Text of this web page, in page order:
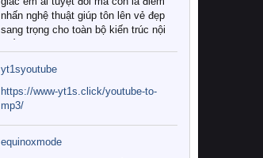
nhấn nghệ thuật giúp tôn lên vẻ đẹp
sang trọng cho toàn bộ kiến trúc nội
Tuy nhiên, giữa thị trường đa dạng
với vô vàn thương hiệu và mẫu mã
như hiện nay, làm thế nào để chọn
được những bộ chăn ga gối đệm cao
cấp thực sự chất lượng, phù hợp với
khí hậu và nhu cầu sử dụng của gia
yt1syoutube
https://www-yt1s.click/youtube-to-
mp3/
equinoxmode